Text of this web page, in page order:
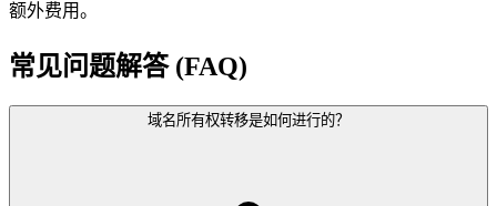
额外费用。
常见问题解答 (FAQ)
域名所有权转移是如何进行的？